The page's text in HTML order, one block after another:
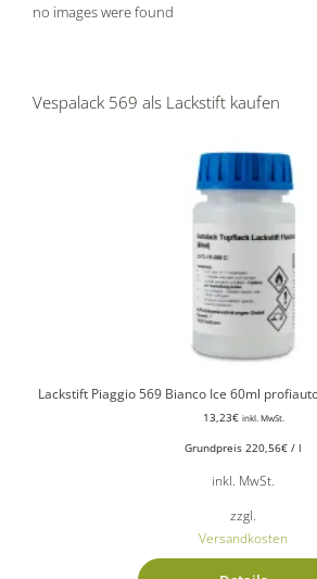
no images were found
Vespalack 569 als Lackstift kaufen
Lackstift Piaggio 569 Bianco Ice 60ml
13,23€ inkl. MwSt.
Grundpreis 220,56€ / l
inkl. MwSt.
zzgl.
Versandkosten